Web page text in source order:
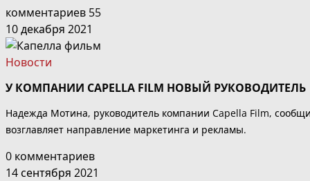
комментариев 55
10 декабря 2021
Новости
У КОМПАНИИ CAPELLA FILM НОВЫЙ РУКОВОДИТЕЛЬ
Надежда Мотина, руководитель компании Capella Film,
возглавляет направление маркетинга и рекламы.
0 комментариев
14 сентября 2021